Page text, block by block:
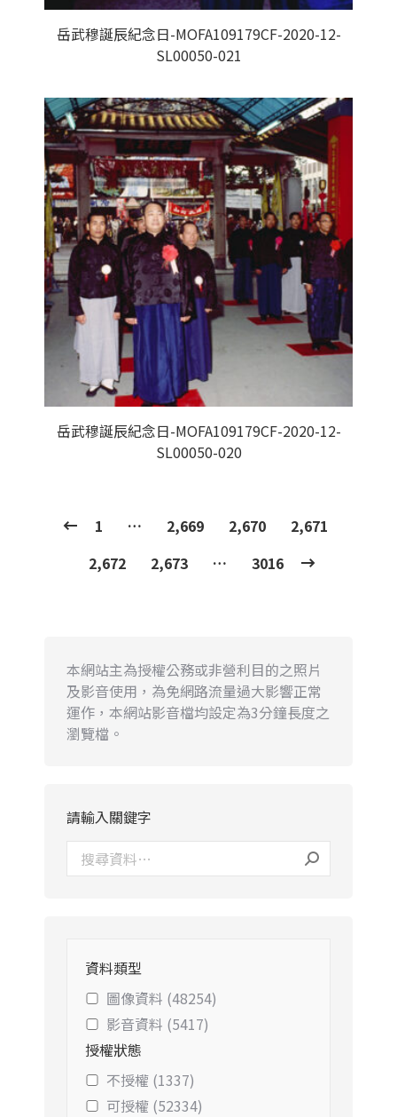
岳武穆誕辰紀念日-MOFA109179CF-2020-12-
SL00050-021
岳武穆誕辰紀念日-MOFA109179CF-2020-12-
SL00050-020
1 … 2,669 2,670
2,671
2,672
2,673 … 3016
本網站主為授權公務或非營利目的之照片
及影音使用，為免網路流量過大影響正常
運作，本網站影音檔均設定為3分鐘長度之
瀏覽檔。
請輸入關鍵字
資料類型
圖像資料 (48254)
影音資料 (5417)
授權狀態
不授權 (1337)
可授權 (52334)